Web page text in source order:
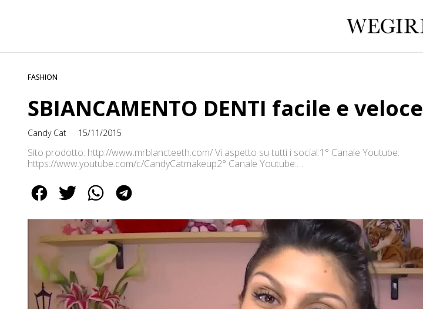
FASHION
SBIANCAMENTO DENTI facile e veloce
Candy Cat 15/11/2015
Sito prodotto: http://www.mrblancteeth.com/ Vi aspetto su tutti i social:1° Canale Youtube:
https://www.youtube.com/c/CandyCatmakeup2° Canale Youtube:
https://www.facebook.com/pages/Candy-Cat/651879478167038?ref=bookmarksTwitter:
https://twitter.com/candycat1988